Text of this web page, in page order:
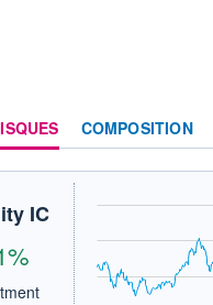
COMPOSITION
IC